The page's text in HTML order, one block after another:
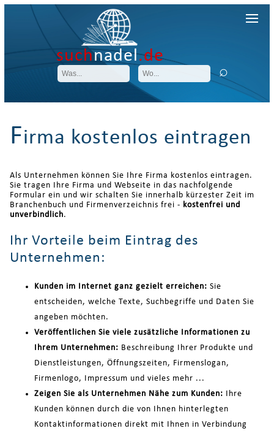
suchnadel.de
Firma kostenlos eintragen
Als Unternehmen können Sie Ihre Firma kostenlos eintragen.
Sie tragen Ihre Firma und Webseite in das nachfolgende
Formular ein und wir schalten Sie innerhalb kürzester Zeit im
Branchenbuch und Firmenverzeichnis frei - kostenfrei und
unverbindlich.
Ihr Vorteile beim Eintrag des
Unternehmen:
Kunden im Internet ganz gezielt erreichen: Sie
entscheiden, welche Texte, Suchbegriffe und Daten Sie
angeben möchten.
Veröffentlichen Sie viele zusätzliche Informationen zu
Ihrem Unternehmen: Beschreibung Ihrer Produkte und
Dienstleistungen, Öffnungszeiten, Firmenslogan,
Firmenlogo, Impressum und vieles mehr ...
Zeigen Sie als Unternehmen Nähe zum Kunden: Ihre
Kunden können durch die von Ihnen hinterlegten
Kontaktinformationen direkt mit Ihnen in Verbindung